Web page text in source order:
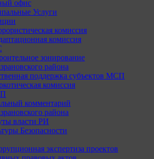
офис
Услуги
комиссия
комиссия
зонирование
района
поддержка субъектов МСП
комиссия
комментарий
района
власти РИ
Безопасности
экспертиза проектов